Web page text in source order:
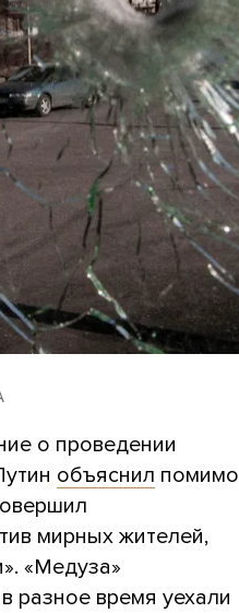
о проведении
объяснил помимо
мирных жителей,
«Медуза»
разное время уехали